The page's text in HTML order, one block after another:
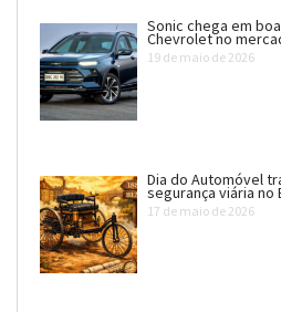
Sonic chega em
Chevrolet no
19 de maio de 2026
Dia do Automóvel
segurança viária no
17 de maio de 2026